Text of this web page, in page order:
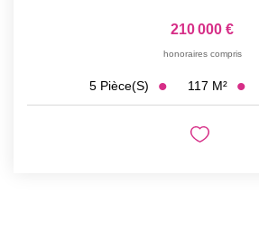
210 000 €
honoraires compris
5 Pièce(s) 117 M²